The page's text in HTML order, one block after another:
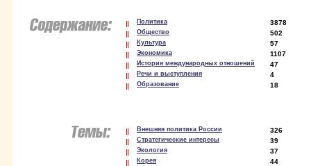
Политика 3878
Общество 502
Культура 57
Экономика 1107
История международных отношений 47
Речи и выступления 4
Образование 18
Внешняя политика России 326
Стратегические интересы 39
Экология 37
Корея 44